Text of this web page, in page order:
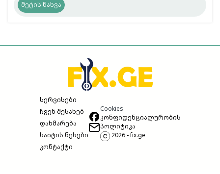
მეტის ნახვა
სერვისები
ჩვენ შესახებ
დახმარება
საიტის წესები
კონტაქტი
Cookies
კონფიდენციალურობის
პოლიტიკა
2026 - fix.ge